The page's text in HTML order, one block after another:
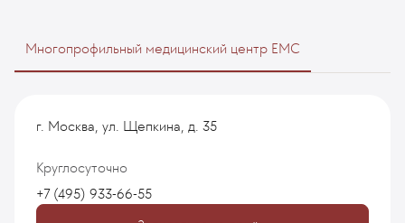
Многопрофильный медицинский центр EMC
г. Москва, ул. Щепкина, д. 35
Круглосуточно
+7 (495) 933-66-55